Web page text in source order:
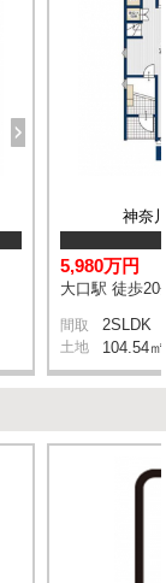
神奈
5,980万円
大口駅 徒歩20
間取 2SLDK
土地 104.54㎡